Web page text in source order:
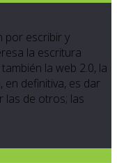
por escribir y
la escritura
la web 2.0, la
en definitiva, es dar
las de otros; las